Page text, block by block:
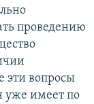
проведению
эти вопросы
уже имеет по